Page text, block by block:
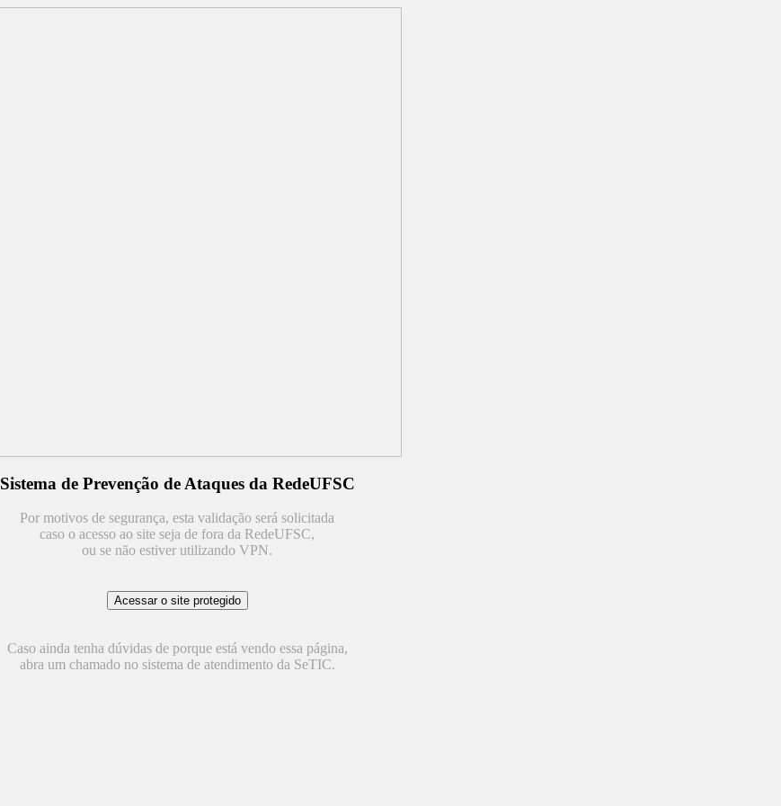
Sistema de Prevenção de Ataques da RedeUFSC
Por motivos de segurança, esta validação será solicitada
caso o acesso ao site seja de fora da RedeUFSC,
ou se não estiver utilizando VPN.
Caso ainda tenha dúvidas de porque está vendo essa página,
abra um chamado no sistema de atendimento da SeTIC.